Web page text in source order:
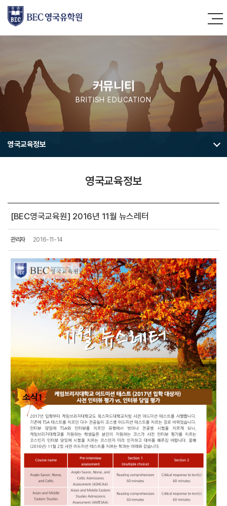
커뮤니티
BRITISH EDUCATION
영국교육정보
영국교육정보
[BEC영국교육원] 2016년 11월 뉴스레터
관리자 2016-11-14